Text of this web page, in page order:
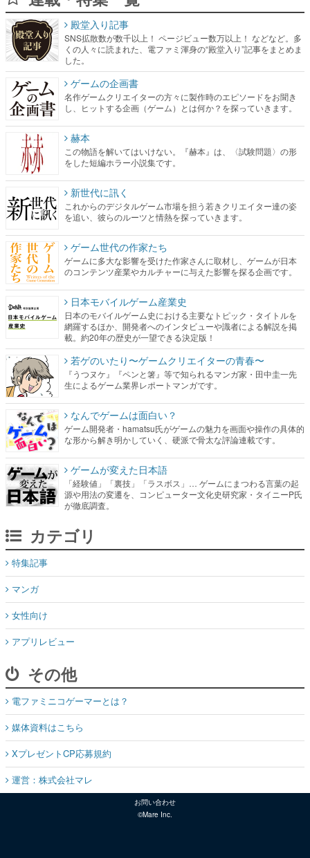
殿堂入り記事
SNS拡散数が数千以上！ ページビュー数万以上！ などなど。多
くの人々に読まれた、電ファミ渾身の“殿堂入り”記事をまとめま
した。
ゲームの企画書
名作ゲームクリエイターの方々に製作時のエピソードをお聞き
し、ヒットする企画（ゲーム）とは何か？を探っていきます。
赫本
この物語を解いてはいけない。『赫本』は、〈試験問題〉の形
をした短編ホラー小説集です。
新世代に訊く
これからのデジタルゲーム市場を担う若きクリエイター達の姿
を追い、彼らのルーツと情熱を探っていきます。
ゲーム世代の作家たち
ゲームに多大な影響を受けた作家さんに取材し、ゲームが日本
のコンテンツ産業やカルチャーに与えた影響を探る企画です。
日本モバイルゲーム産業史
日本のモバイルゲーム史における主要なトピック・タイトルを
網羅するほか、開発者へのインタビューや識者による解説を掲
載。約20年の歴史が一望できる決定版！
若ゲのいたり〜ゲームクリエイターの青春〜
『うつヌケ』『ペンと箸』等で知られるマンガ家・田中圭一先
生によるゲーム業界レポートマンガです。
なんでゲームは面白い？
ゲーム開発者・hamatsu氏がゲームの魅力を画面や操作の具体的
な形から解き明かしていく、硬派で骨太な評論連載です。
ゲームが変えた日本語
「経験値」「裏技」「ラスボス」… ゲームにまつわる言葉の起
源や用法の変遷を、コンピューター文化史研究家・タイニーP氏
が徹底調査。
カテゴリ
特集記事
マンガ
女性向け
アプリレビュー
その他
電ファミニコゲーマーとは？
媒体資料はこちら
XプレゼントCP応募規約
運営：株式会社マレ
お問い合わせ
©Mare Inc.